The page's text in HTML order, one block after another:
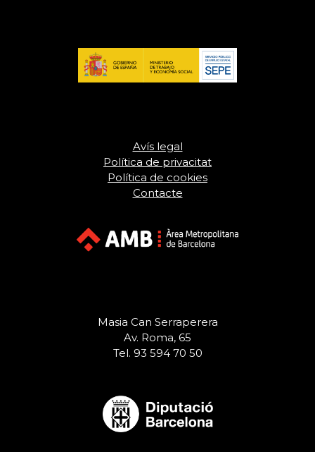
Avís legal
Política de privacitat
Política de cookies
Contacte
Masia Can Serraperera
Av. Roma, 65
Tel. 93 594 70 50